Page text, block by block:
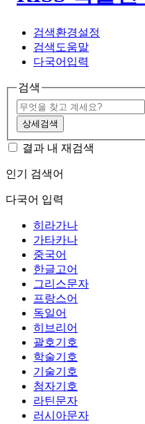
검색환경설정
검색도움말
다국어입력
검색
상세검색
결과 내 재검색
인기 검색어
다국어 입력
히라가나
가타카나
중국어
한글고어
그리스문자
프랑스어
독일어
히브리어
괄호기호
학술기호
기술기호
첨자기호
라틴문자
러시아문자